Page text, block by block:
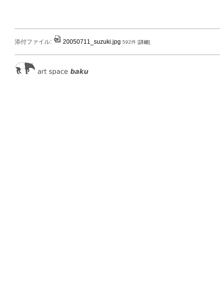
添付ファイル: 20050711_suzuki.jpg 592件 [詳細]